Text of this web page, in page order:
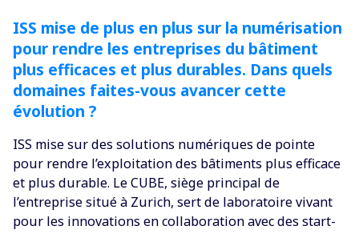
ISS mise de plus en plus sur la numérisation
pour rendre les entreprises du bâtiment
plus efficaces et plus durables. Dans quels
domaines faites-vous avancer cette
évolution ?
ISS mise sur des solutions numériques de pointe
pour rendre l’exploitation des bâtiments plus efficace
et plus durable. Le CUBE, siège principal de
l’entreprise situé à Zurich, sert de laboratoire vivant
pour les innovations en collaboration avec des start-